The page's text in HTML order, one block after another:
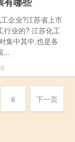
企业?江苏省上市
行业的? 江苏化工
集中其中,也是各
...
6 下一页